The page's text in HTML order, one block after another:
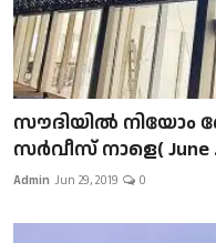
സൗദിയിൽ നിയോം
സർവീസ് നാളെ( June
Admin Jun 29, 2019 0